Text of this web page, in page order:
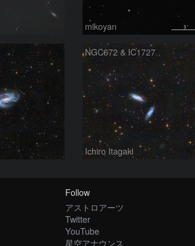
mikoyan
NGC672 & IC1727
Ichiro Itagaki
Follow
アストロアーツ
Twitter
YouTube
星空アナウンス